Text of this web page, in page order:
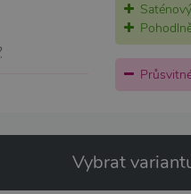
Vybrat